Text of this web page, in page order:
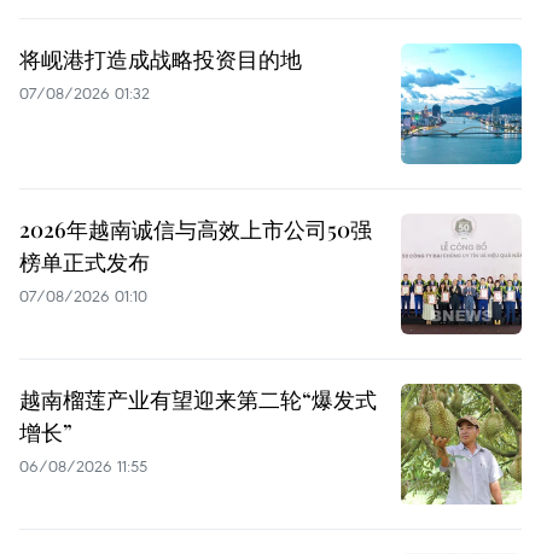
将岘港打造成战略投资目的地
07/08/2026 01:32
2026年越南诚信与高效上市公司50强
榜单正式发布
07/08/2026 01:10
越南榴莲产业有望迎来第二轮“爆发式
增长”
06/08/2026 11:55